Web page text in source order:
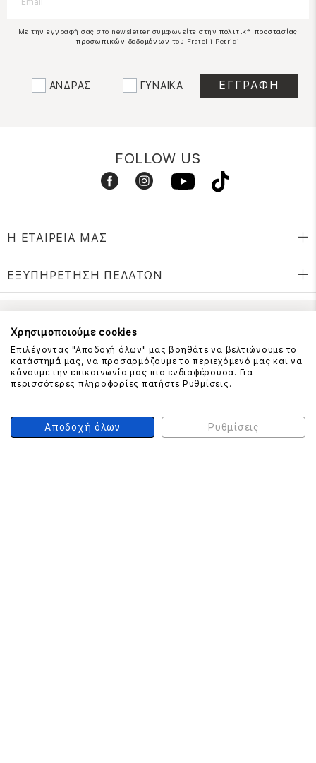
Με την εγγραφή σας στο newsletter συμφωνείτε στην πολιτική προστασίας
προσωπικών δεδομένων του Fratelli Petridi
ΑΝΔΡΑΣ ΓΥΝΑΙΚΑ
FOLLOW US
Η ΕΤΑΙΡΕΙΑ ΜΑΣ
ΕΞΥΠΗΡΕΤΗΣΗ ΠΕΛΑΤΩΝ
ΕΠΙΚΟΙΝΩΝΗΣΤΕ ΜΑΖΙ ΜΑΣ
210 999 4510
(Χρεώση μια αστική μονάδα από σταθερό)
ΑΣΦΑΛΕΙΑ ΣΥΝΑΛΛΑΓΩΝ
Χρησιμοποιούμε cookies
Επιλέγοντας "Αποδοχή όλων" μας βοηθάτε να βελτιώνουμε το
κατάστημά μας, να προσαρμόζουμε το περιεχόμενό μας και να
κάνουμε την επικοινωνία μας πιο ενδιαφέρουσα. Για
περισσότερες πληροφορίες πατήστε Ρυθμίσεις.
Αποδοχή όλων Ρυθμίσεις